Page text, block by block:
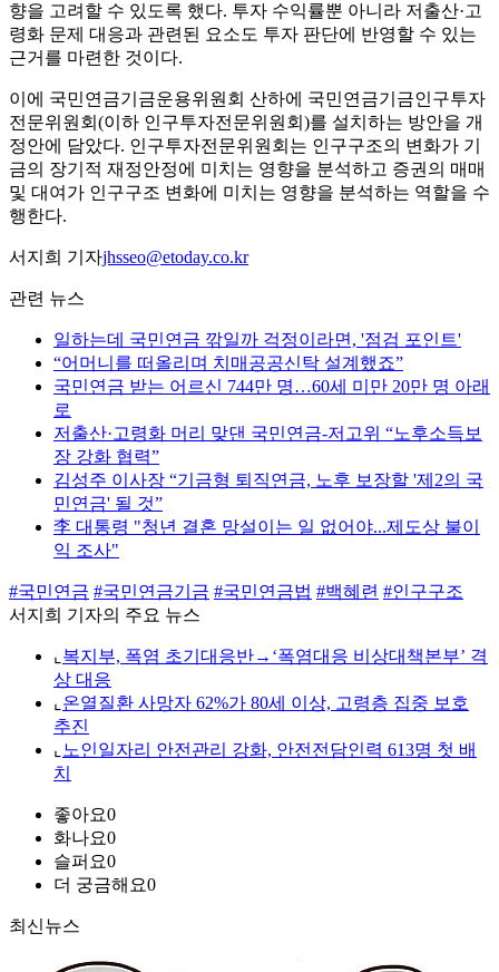
향을 고려할 수 있도록 했다. 투자 수익률뿐 아니라 저출산·고
령화 문제 대응과 관련된 요소도 투자 판단에 반영할 수 있는
근거를 마련한 것이다.
이에 국민연금기금운용위원회 산하에 국민연금기금인구투자
전문위원회(이하 인구투자전문위원회)를 설치하는 방안을 개
정안에 담았다. 인구투자전문위원회는 인구구조의 변화가 기
금의 장기적 재정안정에 미치는 영향을 분석하고 증권의 매매
및 대여가 인구구조 변화에 미치는 영향을 분석하는 역할을 수
행한다.
서지희 기자jhsseo@etoday.co.kr
관련 뉴스
일하는데 국민연금 깎일까 걱정이라면, '점검 포인트'
“어머니를 떠올리며 치매공공신탁 설계했죠”
국민연금 받는 어르신 744만 명…60세 미만 20만 명 아래
로
저출산·고령화 머리 맞댄 국민연금-저고위 “노후소득보
장 강화 협력”
김성주 이사장 “기금형 퇴직연금, 노후 보장할 '제2의 국
민연금' 될 것”
李 대통령 "청년 결혼 망설이는 일 없어야...제도상 불이
익 조사"
#국민연금 #국민연금기금 #국민연금법 #백혜련 #인구구조
서지희 기자의 주요 뉴스
⌞ 복지부, 폭염 초기대응반→‘폭염대응 비상대책본부’ 격
상 대응
⌞ 온열질환 사망자 62%가 80세 이상, 고령층 집중 보호
추진
⌞ 노인일자리 안전관리 강화, 안전전담인력 613명 첫 배
치
좋아요0
화나요0
슬퍼요0
더 궁금해요0
최신뉴스